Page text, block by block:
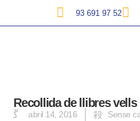
93 691 97 52
Recollida de llibres vells
abril 14, 2016 Sense